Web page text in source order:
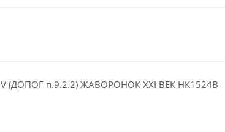
(ДОПОГ п.9.2.2) ЖАВОРОНОК XXI ВЕК НК1524В